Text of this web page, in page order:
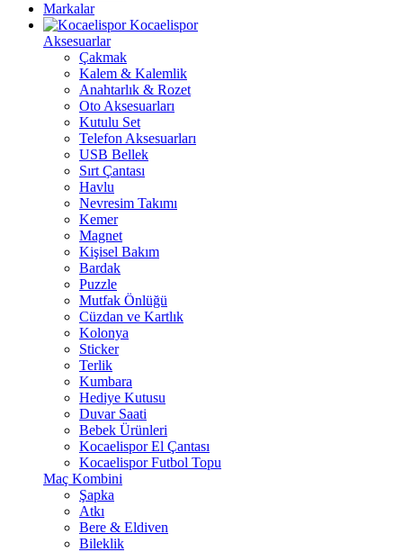
Markalar
Kocaelispor
Aksesuarlar
Çakmak
Kalem & Kalemlik
Anahtarlık & Rozet
Oto Aksesuarları
Kutulu Set
Telefon Aksesuarları
USB Bellek
Sırt Çantası
Havlu
Nevresim Takımı
Kemer
Magnet
Kişisel Bakım
Bardak
Puzzle
Mutfak Önlüğü
Cüzdan ve Kartlık
Kolonya
Sticker
Terlik
Kumbara
Hediye Kutusu
Duvar Saati
Bebek Ürünleri
Kocaelispor El Çantası
Kocaelispor Futbol Topu
Maç Kombini
Şapka
Atkı
Bere & Eldiven
Bileklik